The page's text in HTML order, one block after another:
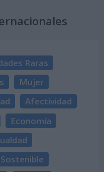
Raras
Mujer
Afectividad
Economía